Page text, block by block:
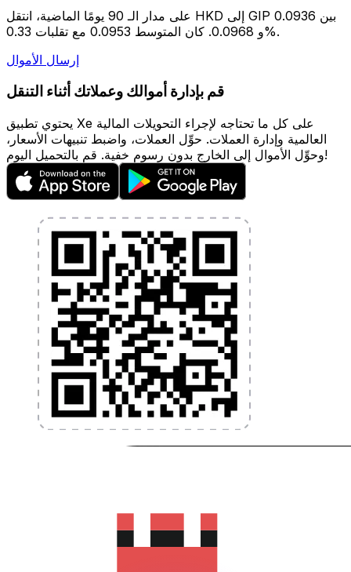
على مدار الـ 90 يومًا الماضية، انتقل HKD إلى GIP بين 0.0936
و 0.0968. كان المتوسط 0.0953 مع تقلبات 0.33%.
إرسال الأموال
قم بإدارة أموالك وعملاتك أثناء التنقل
يحتوي تطبيق Xe على كل ما تحتاجه لإجراء التحويلات المالية
العالمية وإدارة العملات. حوِّل العملات، واضبط تنبيهات الأسعار،
وحوِّل الأموال إلى الخارج بدون رسوم خفية. قم بالتحميل اليوم!